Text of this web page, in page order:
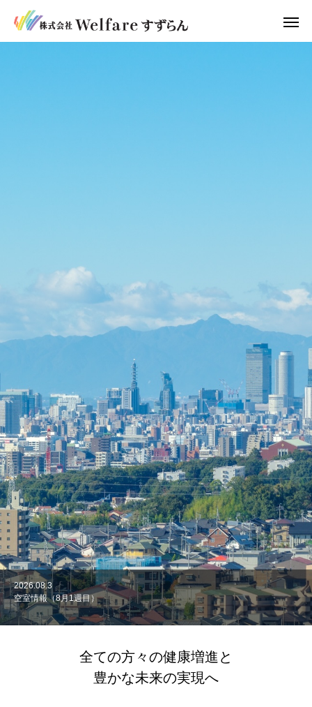
2026.08.3
空室情報（8月1週目）
2026.07.27
空室情報（7月最終週）
2026.07.20
空室情報（7月4週目）
2026.07.13
空室情報（7月3週目）
2026.06.29
空室情報（6月最終週）
全ての方々の健康増進と
豊かな未来の実現へ